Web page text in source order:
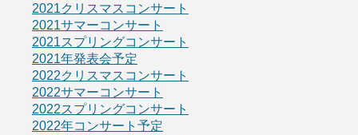
2021クリスマスコンサート
2021サマーコンサート
2021スプリングコンサート
2021年発表会予定
2022クリスマスコンサート
2022サマーコンサート
2022スプリングコンサート
2022年コンサート予定